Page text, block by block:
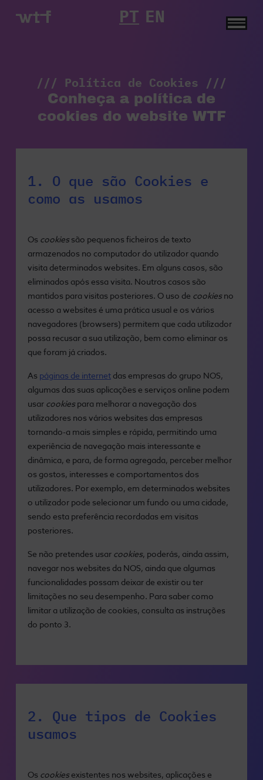
PT EN
Política
/// Política de Cookies ///
Conheça a política de
cookies do website WTF
1. O que são Cookies e
como as usamos
Os cookies são pequenos ficheiros de texto
armazenados no computador do utilizador quando
visita determinados websites. Em alguns casos, são
eliminados após essa visita. Noutros casos são
mantidos para visitas posteriores. O uso de cookies no
acesso a websites é uma prática usual e os vários
navegadores (browsers) permitem que cada utilizador
possa recusar a sua utilização, bem como eliminar os
que foram já criados.
As páginas de internet das empresas do grupo NOS,
algumas das suas aplicações e serviços online podem
usar cookies para melhorar a navegação dos
utilizadores nos vários websites das empresas
tornando-a mais simples e rápida, permitindo uma
experiência de navegação mais interessante e
dinâmica, e para, de forma agregada, perceber melhor
os gostos, interesses e comportamentos dos
utilizadores. Por exemplo, em determinados websites
o utilizador pode selecionar um fundo ou uma cidade,
sendo esta preferência recordadas em visitas
posteriores.
Se não pretendes usar cookies, poderás, ainda assim,
navegar nos websites da NOS, ainda que algumas
funcionalidades possam deixar de existir ou ter
limitações no seu desempenho. Para saber como
limitar a utilização de cookies, consulta as instruções
do ponto 3.
2. Que tipos de Cookies
usamos
Os cookies existentes nos websites, aplicações e